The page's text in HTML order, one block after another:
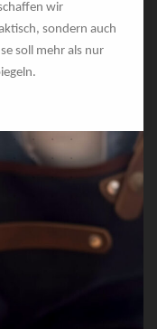
wir
sondern auch
soll mehr als nur